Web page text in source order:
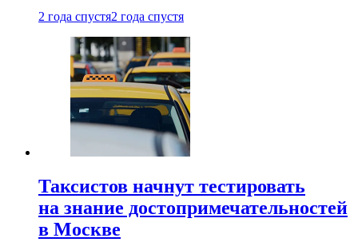
2 года спустя2 года спустя
Таксистов начнут тестировать
на знание достопримечательностей
в Москве